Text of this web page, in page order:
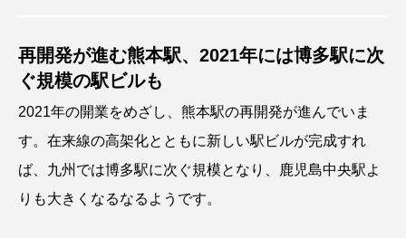
再開発が進む熊本駅、2021年には博多駅に次
ぐ規模の駅ビルも
2021年の開業をめざし、熊本駅の再開発が進んでいま
す。在来線の高架化とともに新しい駅ビルが完成すれ
ば、九州では博多駅に次ぐ規模となり、鹿児島中央駅よ
りも大きくなるなるようです。